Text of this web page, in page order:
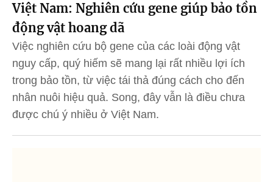
Việt Nam: Nghiên cứu gene giúp bảo tồn
động vật hoang dã
Việc nghiên cứu bộ gene của các loài động vật
nguy cấp, quý hiếm sẽ mang lại rất nhiều lợi ích
trong bảo tồn, từ việc tái thả đúng cách cho đến
nhân nuôi hiệu quả. Song, đây vẫn là điều chưa
được chú ý nhiều ở Việt Nam.